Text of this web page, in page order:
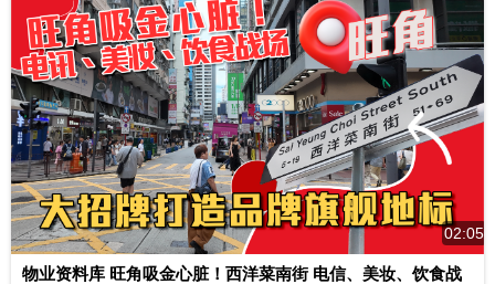
02:05
物业资料库 旺角吸金心脏！西洋菜南街 电信、美妆、饮食战